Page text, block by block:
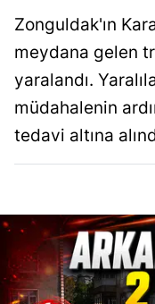
Zonguldak'ın
meydana gelen
yaralandı.
müdahalenin
tedavi altına